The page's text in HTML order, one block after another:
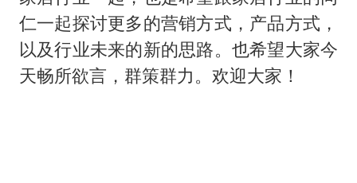
仁一起探讨更多的营销方式，产品方式，
以及行业未来的新的思路。也希望大家今
天畅所欲言，群策群力。欢迎大家！